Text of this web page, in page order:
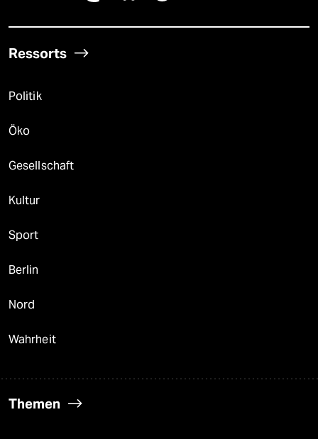
Ressorts
Politik
Öko
Gesellschaft
Kultur
Sport
Berlin
Nord
Wahrheit
Themen